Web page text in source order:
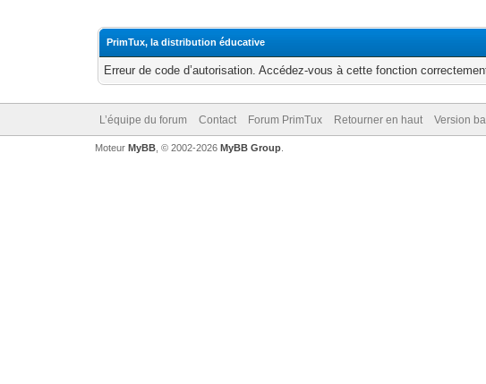
PrimTux, la distribution éducative
Erreur de code d’autorisation. Accédez-vous à cette fonction
L’équipe du forum Contact Forum PrimTux Retourner en haut Version
Moteur MyBB, © 2002-2026 MyBB Group.